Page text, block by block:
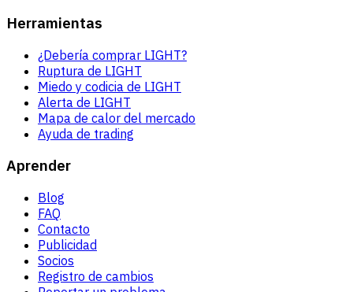
Herramientas
¿Debería comprar LIGHT?
Ruptura de LIGHT
Miedo y codicia de LIGHT
Alerta de LIGHT
Mapa de calor del mercado
Ayuda de trading
Aprender
Blog
FAQ
Contacto
Publicidad
Socios
Registro de cambios